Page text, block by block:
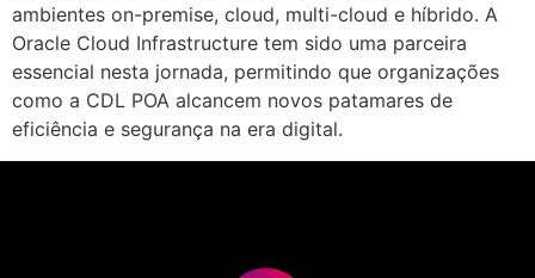
ambientes on-premise, cloud, multi-cloud e híbrido. A
Oracle Cloud Infrastructure tem sido uma parceira
essencial nesta jornada, permitindo que organizações
como a CDL POA alcancem novos patamares de
eficiência e segurança na era digital.